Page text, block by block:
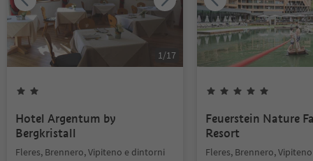
1/17
Hotel Argentum by
Bergkristall
Fleres, Brennero, Vipiteno e dintorni
Feuerstein Nature
Resort
Fleres, Brennero,